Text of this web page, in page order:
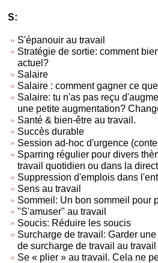
S:
S'épanouir au travail
Stratégie de sortie: comment
actuel?
Salaire
Salaire : comment gagner ce
Salaire: tu n'as pas reçu
une petite augmentation?
Santé & bien-être au travail.
Succès durable
Session ad-hoc d'urgence
Sparring régulier pour divers
travail quotidien ou dans la
Suppression d'emplois dans
Sens au travail
Sommeil: Un bon sommeil pour
"S'amuser" au travail
Soucis: Réduire les soucis
Surcharge de travail: Garder
de surcharge de travail au travail
Se « plier » au travail. Cela ne